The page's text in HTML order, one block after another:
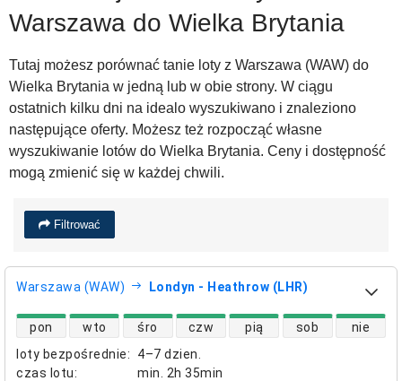
Warszawa do Wielka Brytania
Tutaj możesz porównać tanie loty z Warszawa (WAW) do
Wielka Brytania w jedną lub w obie strony. W ciągu
ostatnich kilku dni na idealo wyszukiwano i znaleziono
następujące oferty. Możesz też rozpocząć własne
wyszukiwanie lotów do Wielka Brytania. Ceny i dostępność
mogą zmienić się w każdej chwili.
Filtrować
Warszawa (WAW) Londyn - Heathrow (LHR)
loty bezpośrednie:
4–7 dzien.
czas lotu: min. 2h 35min
dostępność lotów bezpośrednich
pon wto śro czw pią sob nie